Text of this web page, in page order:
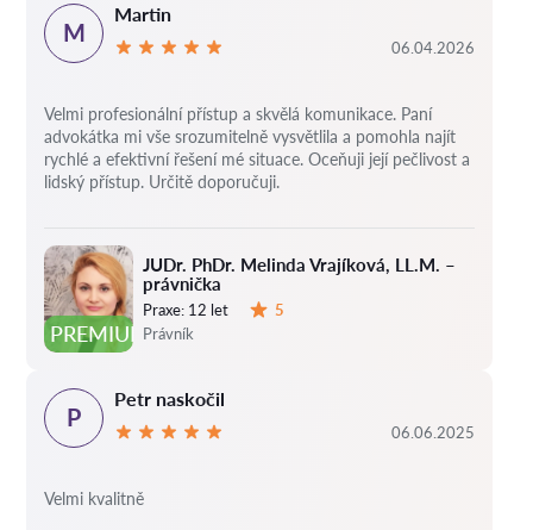
PREMIUM
JUDr. PhDr. Melinda Vrajíková, LL.M. –
právnička
Praxe: 12 let
5
Právník
M
Martin
06.04.2026
Velmi profesionální přístup a skvělá komunikace. Paní
advokátka mi vše srozumitelně vysvětlila a pomohla najít
rychlé a efektivní řešení mé situace. Oceňuji její pečlivost a
lidský přístup. Určitě doporučuji.
P
Petr naskočil
06.06.2025
Velmi kvalitně